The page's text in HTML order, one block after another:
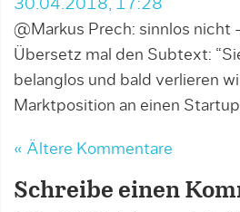
30.04.2018, 17:28
@Markus Prech: sinnlos nicht
Übersetz mal den Subtext:
belanglos und bald verlieren
Marktposition an einen
« Ältere Kommentare
Schreibe einen